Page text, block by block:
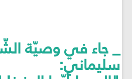
_ جاء في وصيّة
سليماني: